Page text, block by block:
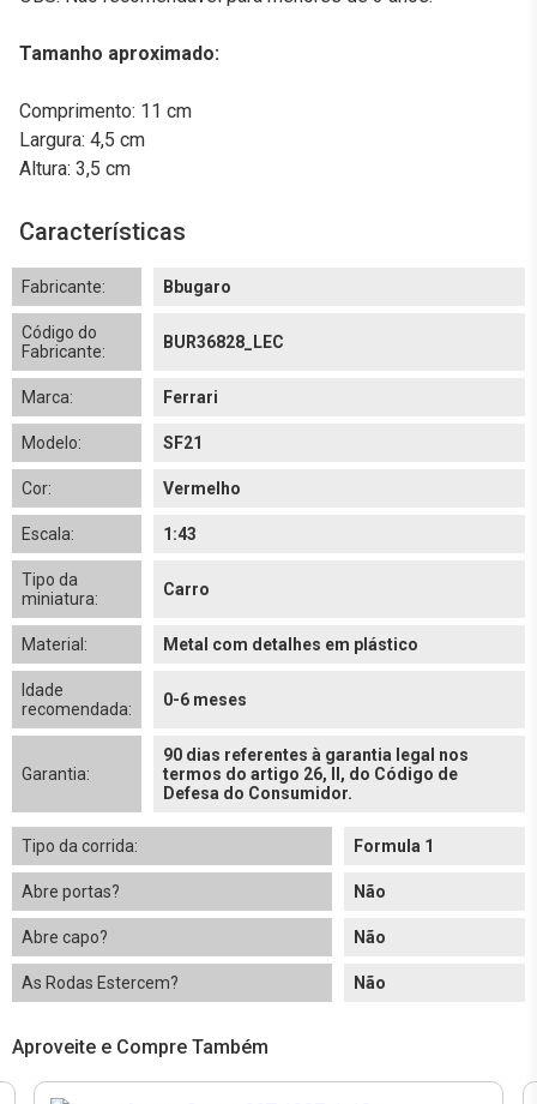
Tamanho aproximado:
Comprimento: 11 cm
Largura: 4,5 cm
Altura: 3,5 cm
Características
Fabricante: Bbugaro
Código do
Fabricante:
BUR36828_LEC
Marca: Ferrari
Modelo: SF21
Cor: Vermelho
Escala: 1:43
Tipo da
miniatura:
Carro
Material: Metal com detalhes em plástico
Idade
recomendada:
0-6 meses
Garantia:
90 dias referentes à garantia legal nos
termos do artigo 26, II, do Código de
Defesa do Consumidor.
Tipo da corrida: Formula 1
Abre portas? Não
Abre capo? Não
As Rodas Estercem? Não
Aproveite e Compre Também